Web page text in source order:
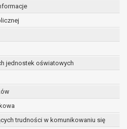
jednostek oświatowych
trudności w komunikowaniu się
zgodnie z terminami
przez przepisy prawa
osobowe przetwarzane są
osoby, której dane dotyczą
się do czasu wycofania tej
osobowe przetwarzane są
umowy przetwarzanie
niezbędny do realizacji
po tym czasie w zakresie
przepisy prawa lub dla